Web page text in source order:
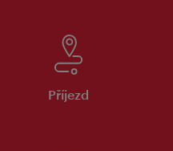
Příjezd